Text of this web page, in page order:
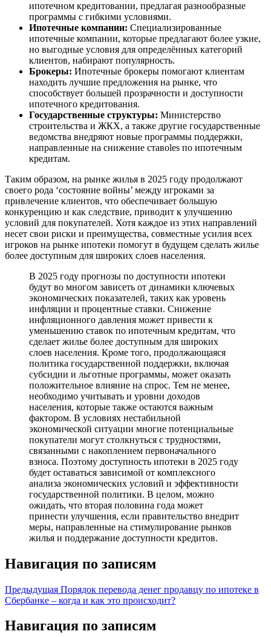
ипотечном кредитовании, предлагая разнообразные
программы с гибкими условиями.
Ипотечные компании: Специализированные
ипотечные компании, которые предлагают более узкие,
но выгодные условия для определённых категорий
клиентов, набирают популярность.
Брокеры: Ипотечные брокеры помогают клиентам
находить лучшие предложения на рынке, что
способствует большей прозрачности и доступности
ипотечного кредитования.
Государственные структуры: Министерство
строительства и ЖКХ, а также другие государственные
ведомства внедряют новые программы поддержки,
направленные на снижение ставoles по ипотечным
кредитам.
Таким образом, на рынке жилья в 2025 году продолжают
своего рода ‘состояние войны’ между игроками за
привлечение клиентов, что обеспечивает большую
конкуренцию и как следствие, приводит к улучшению
условий для покупателей. Хотя каждое из этих направлений
несет свои риски и преимущества, совместные усилия всех
игроков на рынке ипотеки помогут в будущем сделать жилье
более доступным для широких слоев населения.
В 2025 году прогнозы по доступности ипотеки
будут во многом зависеть от динамики ключевых
экономических показателей, таких как уровень
инфляции и процентные ставки. Снижение
инфляционного давления может привести к
уменьшению ставок по ипотечным кредитам, что
сделает жилье более доступным для широких
слоев населения. Кроме того, продолжающаяся
политика государственной поддержки, включая
субсидии и льготные программы, может оказать
положительное влияние на спрос. Тем не менее,
необходимо учитывать и уровни доходов
населения, которые также остаются важным
фактором. В условиях нестабильной
экономической ситуации многие потенциальные
покупатели могут столкнуться с трудностями,
связанными с накоплением первоначального
взноса. Поэтому доступность ипотеки в 2025 году
будет оставаться зависимой от комплексного
анализа экономических условий и эффективности
государственной политики. В целом, можно
ожидать, что вторая половина года может
принести улучшения, если правительство внедрит
меры, направленные на стимулирование рынков
жилья и поддержание доступности кредитов.
Навигация по записям
Предыдущая Порядок перевода денег продавцу по ипотеке в
Сбербанке – когда и как это происходит?
Навигация по записям